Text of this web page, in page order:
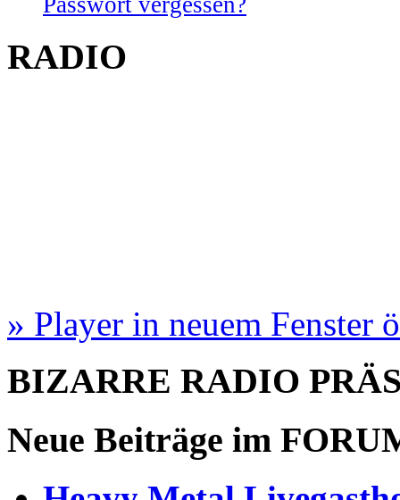
RADIO
» Player in neuem Fenster
BIZARRE RADIO
Neue Beiträge im